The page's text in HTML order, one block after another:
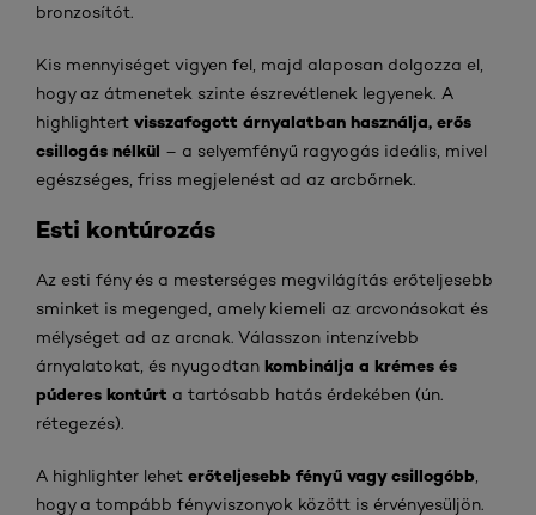
bronzosítót.
Kis mennyiséget vigyen fel, majd alaposan dolgozza el,
hogy az átmenetek szinte észrevétlenek legyenek. A
highlightert visszafogott árnyalatban használja, erős
csillogás nélkül – a selyemfényű ragyogás ideális, mivel
egészséges, friss megjelenést ad az arcbőrnek.
Esti kontúrozás
Az esti fény és a mesterséges megvilágítás erőteljesebb
sminket is megenged, amely kiemeli az arcvonásokat és
mélységet ad az arcnak. Válasszon intenzívebb
árnyalatokat, és nyugodtan kombinálja a krémes és
púderes kontúrt a tartósabb hatás érdekében (ún.
rétegezés).
A highlighter lehet erőteljesebb fényű vagy csillogóbb
hogy a tompább fényviszonyok között is érvényesüljön.